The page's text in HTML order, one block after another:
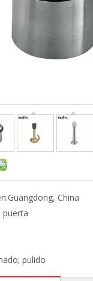
Guangdong, China
puerta
pulido